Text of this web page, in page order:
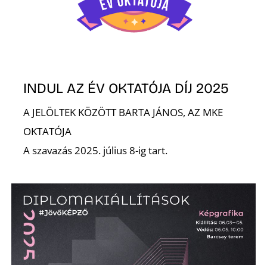
INDUL AZ ÉV OKTATÓJA DÍJ 2025
A JELÖLTEK KÖZÖTT BARTA JÁNOS, AZ MKE
OKTATÓJA
A szavazás 2025. július 8-ig tart.